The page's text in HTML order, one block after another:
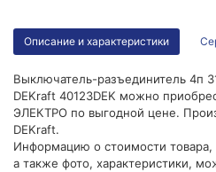
Описание и характеристики
Выключатель-разъединитель 4п
DEKraft 40123DEK можно
ЭЛЕКТРО по выгодной цене.
DEKraft.
Информацию о стоимости товара,
а также фото, характеристики,